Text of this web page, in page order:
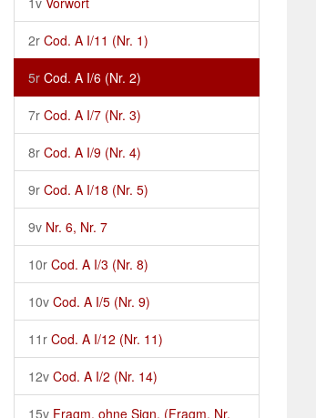
2r Cod. A I/11 (Nr. 1)
5r Cod. A I/6 (Nr. 2)
7r Cod. A I/7 (Nr. 3)
8r Cod. A I/9 (Nr. 4)
9r Cod. A I/18 (Nr. 5)
9v Nr. 6, Nr. 7
10r Cod. A I/3 (Nr. 8)
10v Cod. A I/5 (Nr. 9)
11r Cod. A I/12 (Nr. 11)
12v Cod. A I/2 (Nr. 14)
15v Fragm. ohne Sign. (Fragm. Nr.